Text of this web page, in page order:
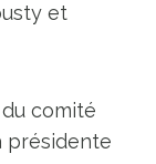
et
comité
présidente